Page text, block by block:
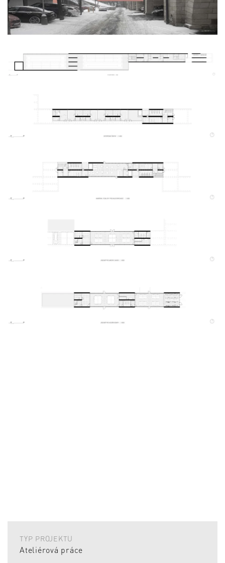
TYP PROJEKTU
Ateliérová práce